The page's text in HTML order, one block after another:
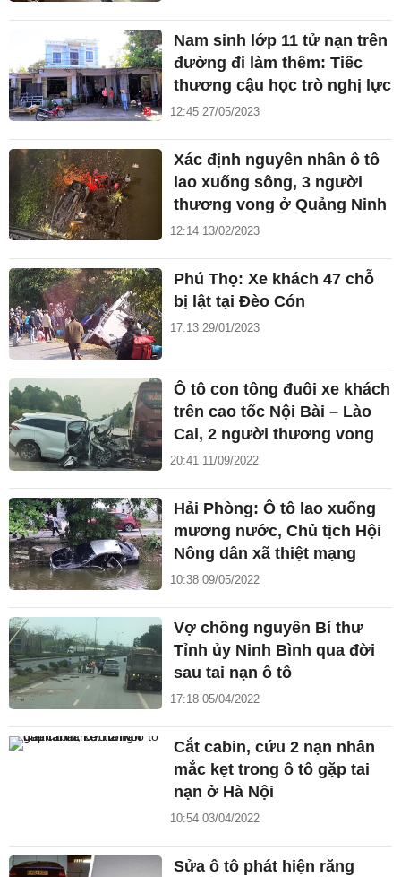
Nam sinh lớp 11 tử nạn trên
đường đi làm thêm: Tiếc
thương cậu học trò nghị lực
12:45 27/05/2023
Xác định nguyên nhân ô tô
lao xuống sông, 3 người
thương vong ở Quảng Ninh
12:14 13/02/2023
Phú Thọ: Xe khách 47 chỗ
bị lật tại Đèo Cón
17:13 29/01/2023
Ô tô con tông đuôi xe khách
trên cao tốc Nội Bài – Lào
Cai, 2 người thương vong
20:41 11/09/2022
Hải Phòng: Ô tô lao xuống
mương nước, Chủ tịch Hội
Nông dân xã thiệt mạng
10:38 09/05/2022
Vợ chồng nguyên Bí thư
Tỉnh ủy Ninh Bình qua đời
sau tai nạn ô tô
17:18 05/04/2022
Cắt cabin, cứu 2 nạn nhân
mắc kẹt trong ô tô gặp tai
nạn ở Hà Nội
10:54 03/04/2022
Sửa ô tô phát hiện răng